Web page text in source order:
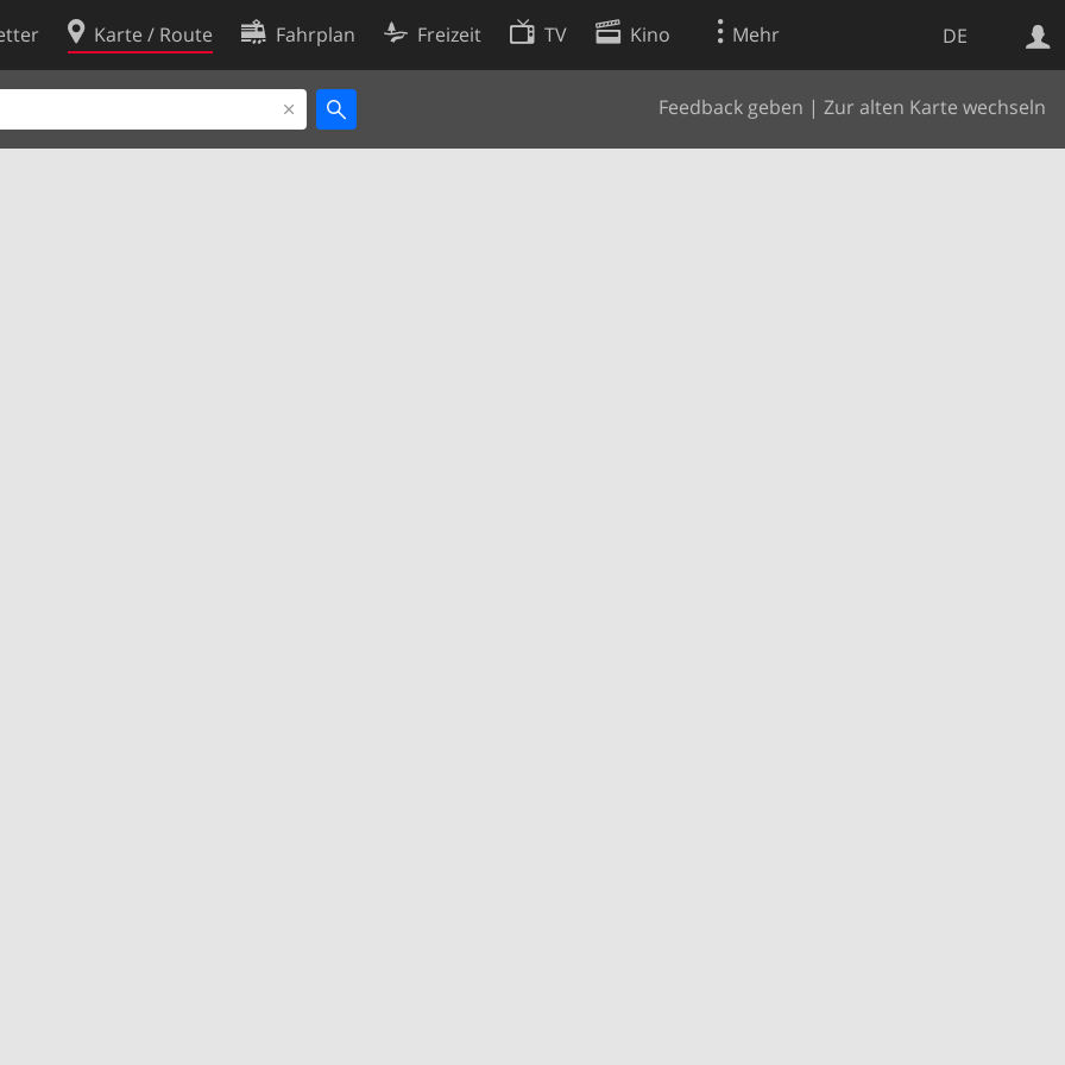
DE
Karte / Route Fahrplan Freizeit TV Kino Mehr
Feedback geben | Zur alten Karte wechseln
Websuche
Cookie-Richtlinie
Cookie-Einstellungen